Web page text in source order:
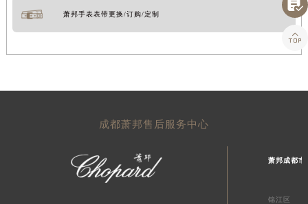
萧邦手表表带更换/订购/定制
成都萧邦售后服务中心
萧邦成都市
锦江区

